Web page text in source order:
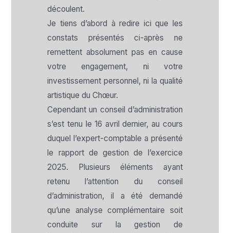
découlent.
Je tiens d’abord à redire ici que les
constats présentés ci-après ne
remettent absolument pas en cause
votre engagement, ni votre
investissement personnel, ni la qualité
artistique du Chœur.
Cependant un conseil d’administration
s’est tenu le 16 avril dernier, au cours
duquel l’expert-comptable a présenté
le rapport de gestion de l’exercice
2025. Plusieurs éléments ayant
retenu l’attention du conseil
d’administration, il a été demandé
qu’une analyse complémentaire soit
conduite sur la gestion de